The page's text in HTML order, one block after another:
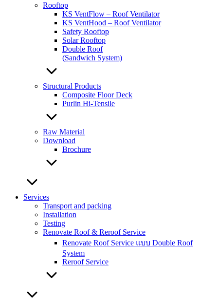
Rooftop
KS VentFlow – Roof Ventilator
KS VentHood – Roof Ventilator
Safety Rooftop
Solar Rooftop
Double Roof
(Sandwich System)
Structural Products
Composite Floor Deck
Purlin Hi-Tensile
Raw Material
Download
Brochure
Services
Transport and packing
Installation
Testing
Renovate Roof & Reroof Service
Renovate Roof Service แบบ Double Roof
System
Reroof Service